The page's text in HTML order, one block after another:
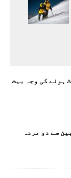
ہونے کی وجہ بہت
سے دو مردہ